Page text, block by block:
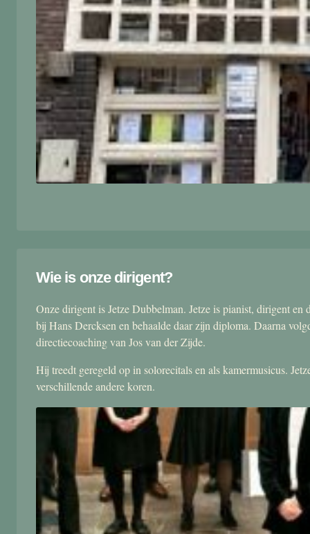
Wie is onze dirigent?
Onze dirigent is Jetze Dubbelman. Jetze is pianist, dirigent
bij Hans Dercksen en behaalde daar zijn diploma. Daarna
directiecoaching van Jos van der Zijde.
Hij treedt geregeld op in solorecitals en als kamermusicus.
verschillende andere koren.